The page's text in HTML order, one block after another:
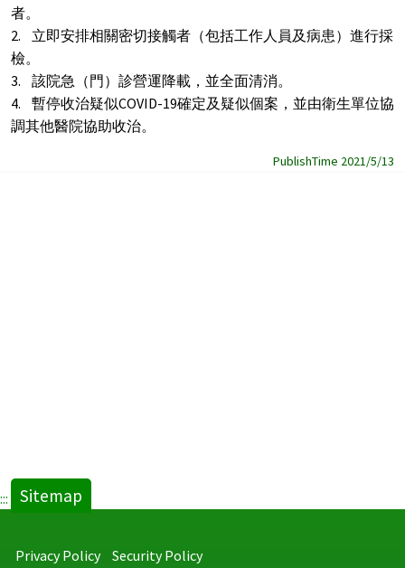
者。
2. 立即安排相關密切接觸者（包括工作人員及病患）進行採
檢。
3. 該院急（門）診營運降載，並全面清消。
4. 暫停收治疑似COVID-19確定及疑似個案，並由衛生單位協
調其他醫院協助收治。
PublishTime 2021/5/13
::: Sitemap
Privacy Policy Security Policy